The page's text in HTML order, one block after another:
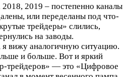
2019 – постепенно каналы
или переделаны под что-
трейдеры» слились,
на заводы.
я вижу аналогичную ситуацию.
и больше. Вот и яркий
трейдеров» — это «Цифровое